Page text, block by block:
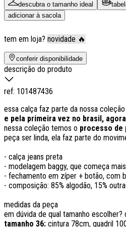
descubra o tamanho ideal
adicionar à sacola
tem em loja? novidade 🔥
conferir disponibilidade
descrição do produto
ref: 101487436
essa calça faz parte da nossa
e pela primeira vez no brasil,
nessa coleção temos o processo de
peça ser linda, ela faz parte do
- calça jeans preta
- modelagem baggy, que começa
- fechamento em zíper + botão, com
- composição: 85% algodão, 15%
medidas da peça
em dúvida de qual tamanho
tamanho 36: cintura 78cm, quadril